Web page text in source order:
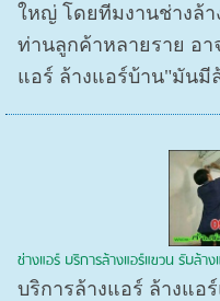
ใหญ่ โดยทีมงานช่างล้
ท่านลูกค้าหลายราย อ
แอร์ ล้างแอร์บ้าน"มันมี
ช่างแอร์ บริการล้างแอร์แขวน รับล้า
บริการล้างแอร์ ล้างแอ